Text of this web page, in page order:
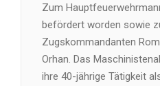
Zum
befördert worden sowie
Zugskommandanten
Orhan. Das
ihre 40-jährige Tätigkeit